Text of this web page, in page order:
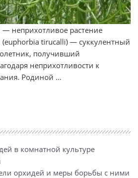
неприхотливое растение
tirucalli) — суккулентный
получивший
неприхотливости к
Родиной ...
в комнатной культуре
орхидей и меры борьбы с ними